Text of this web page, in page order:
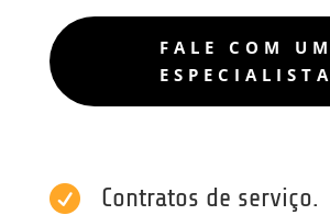
FALE COM UM
ESPECIALISTA
 Contratos de serviço.